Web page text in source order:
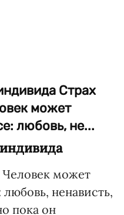
Страх
может
любовь, не...
Человек может
ненависть,
пока он